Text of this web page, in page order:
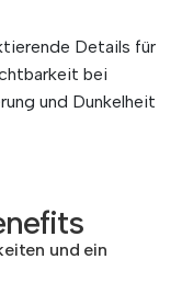
Details für
bei
und Dunkelheit
und ein